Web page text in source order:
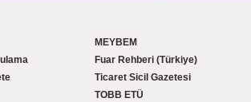
MEYBEM
Fuar Rehberi (Türkiye)
Ticaret Sicil Gazetesi
TOBB ETÜ